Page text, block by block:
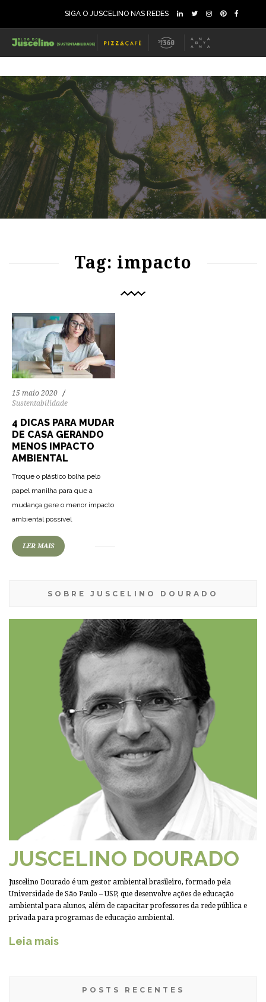
SIGA O JUSCELINO NAS REDES
Tag: impacto
15 maio 2020
Sustentabilidade
4 DICAS PARA MUDAR
DE CASA GERANDO
MENOS IMPACTO
AMBIENTAL
Troque o plástico bolha pelo
papel manilha para que a
mudança gere o menor impacto
ambiental possível
LER MAIS
SOBRE JUSCELINO DOURADO
JUSCELINO DOURADO
Juscelino Dourado é um gestor ambiental brasileiro, formado pela
Universidade de São Paulo – USP, que desenvolve ações de educação
ambiental para alunos, além de capacitar professores da rede pública e
privada para programas de educação ambiental.
Leia mais
POSTS RECENTES